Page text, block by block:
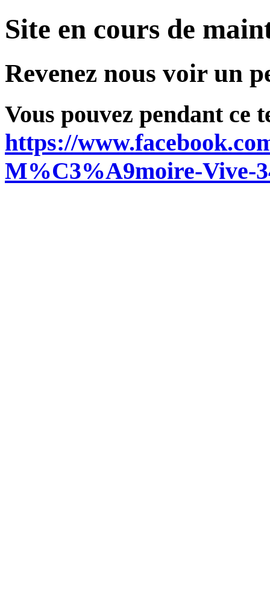
Site en cours de
Revenez nous voir un
Vous pouvez pendant ce
https://
M%C3%A9moire-Vive-